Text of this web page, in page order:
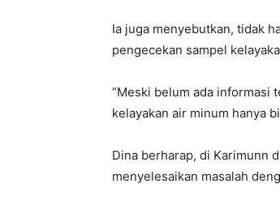
Ia juga menyebutkan, tidak
pengecekan sampel
“Meski belum ada informasi
kelayakan air minum hanya
Dina berharap, di Karimunn
menyelesaikan masalah